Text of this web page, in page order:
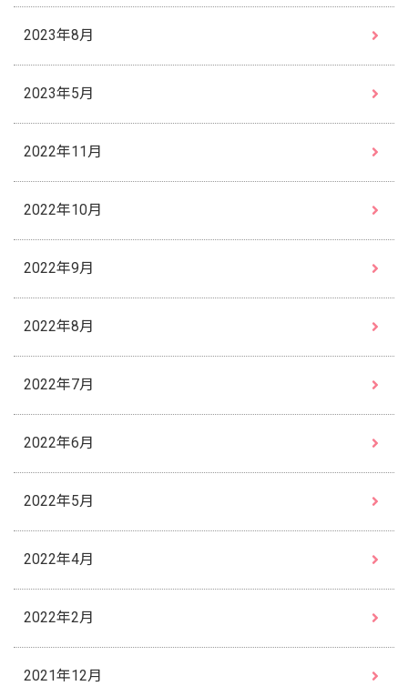
2023年8月
2023年5月
2022年11月
2022年10月
2022年9月
2022年8月
2022年7月
2022年6月
2022年5月
2022年4月
2022年2月
2021年12月